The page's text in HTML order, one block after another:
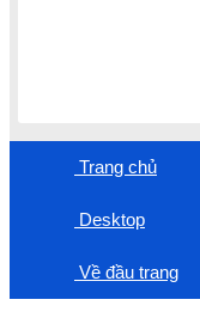
Trang chủ
Desktop
Về đầu trang